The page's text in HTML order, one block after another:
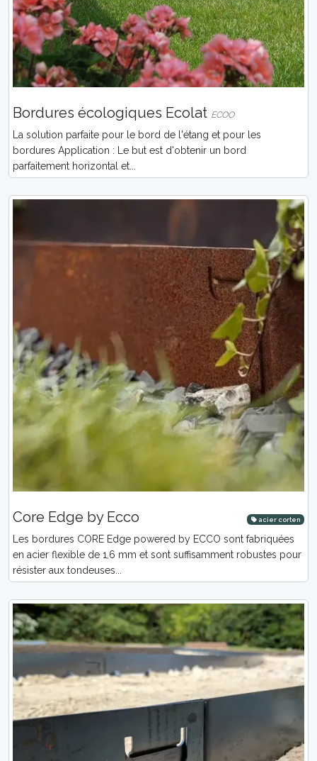
Bordures écologiques Ecolat ECOO
La solution parfaite pour le bord de l'étang et pour les
bordures Application : Le but est d'obtenir un bord
parfaitement horizontal et...
Core Edge by Ecco acier corten
Les bordures CORE Edge powered by ECCO sont fabriquées
en acier flexible de 1,6 mm et sont suffisamment robustes pour
résister aux tondeuses...